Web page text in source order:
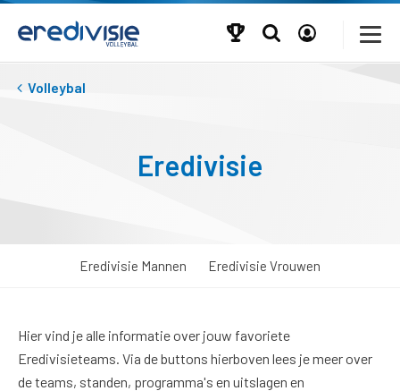
Volleybal
Eredivisie
Eredivisie Mannen Eredivisie Vrouwen
Hier vind je alle informatie over jouw favoriete
Eredivisieteams. Via de buttons hierboven lees je meer over
de teams, standen, programma's en uitslagen en